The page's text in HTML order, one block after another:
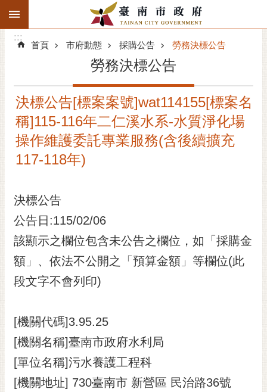
跳到主要內容區塊
搜
階
精彩府城
市府動態
市府團隊
主題服務
市政資訊
市民互動
黃
螢
光
花
泉
:::
:::
首頁 市府動態 採購公告 勞務決標公告
勞務決標公告
決標公告[標案案號]wat114155[標案名
稱]115-116年二仁溪水系-水質淨化場
操作維護委託專業服務(含後續擴充
117-118年)
決標公告
公告日:115/02/06
該顯示之欄位包含未公告之欄位，如「採購金
額」、依法不公開之「預算金額」等欄位(此
段文字不會列印)
[機關代碼]3.95.25
[機關名稱]臺南市政府水利局
[單位名稱]污水養護工程科
[機關地址] 730臺南市 新營區 民治路36號